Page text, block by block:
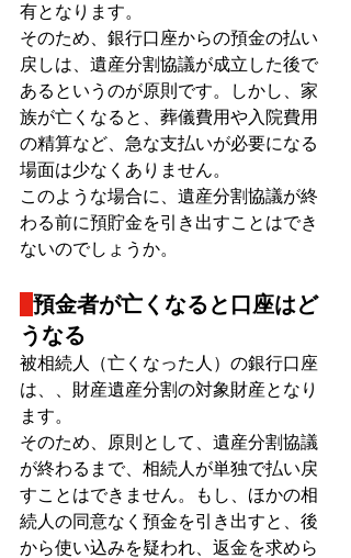
有となります。
そのため、銀行口座からの預金の払い
戻しは、遺産分割協議が成立した後で
あるというのが原則です。しかし、家
族が亡くなると、葬儀費用や入院費用
の精算など、急な支払いが必要になる
場面は少なくありません。
このような場合に、遺産分割協議が終
わる前に預貯金を引き出すことはでき
ないのでしょうか。
預金者が亡くなると口座はど
うなる
被相続人（亡くなった人）の銀行口座
は、、財産遺産分割の対象財産となり
ます。
そのため、原則として、遺産分割協議
が終わるまで、相続人が単独で払い戻
すことはできません。もし、ほかの相
続人の同意なく預金を引き出すと、後
から使い込みを疑われ、返金を求めら